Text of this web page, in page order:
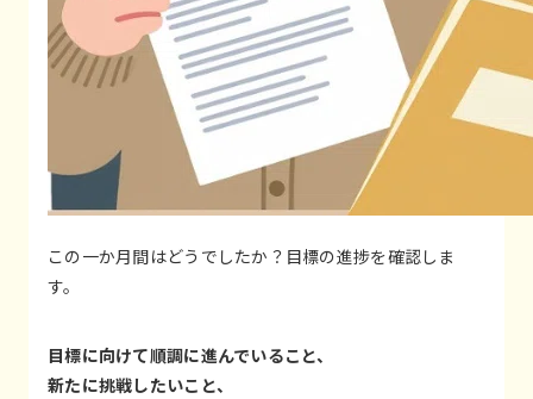
この一か月間はどうでしたか？目標の進捗を確認しま
す。
目標に向けて順調に進んでいること、
新たに挑戦したいこと、